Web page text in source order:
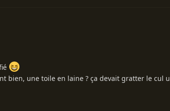
bien, une toile en laine ? ça devait gratter le cul